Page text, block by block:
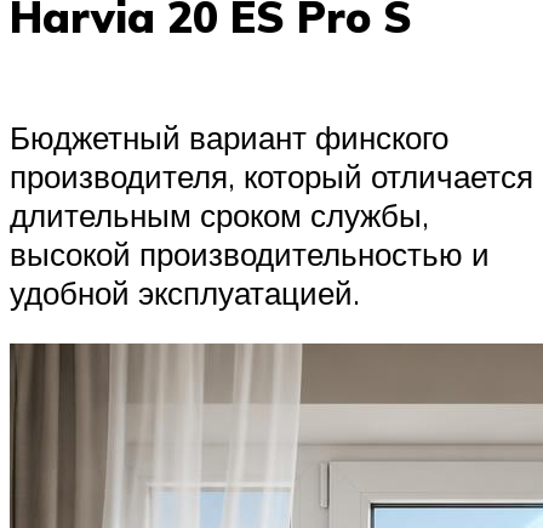
Harvia 20 ES Pro S
Бюджетный вариант финского
производителя, который отличается
длительным сроком службы,
высокой производительностью и
удобной эксплуатацией.